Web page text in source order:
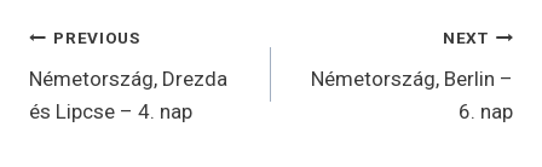
Bejegyzés
navigáció
PREVIOUS
Németország, Drezda
és Lipcse – 4. nap
NEXT
Németország, Berlin –
6. nap